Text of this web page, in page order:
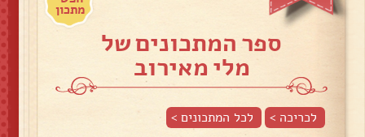
מתכון
ספר המתכונים של
מלי מאירוב
לכריכה > לכל המתכונים >